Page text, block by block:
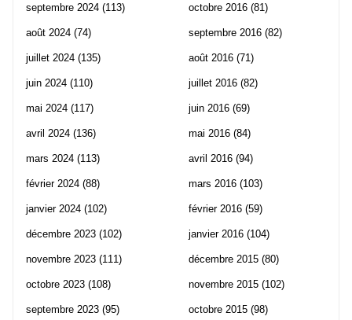
septembre 2024 (113)
août 2024 (74)
juillet 2024 (135)
juin 2024 (110)
mai 2024 (117)
avril 2024 (136)
mars 2024 (113)
février 2024 (88)
janvier 2024 (102)
décembre 2023 (102)
novembre 2023 (111)
octobre 2023 (108)
septembre 2023 (95)
octobre 2016 (81)
septembre 2016 (82)
août 2016 (71)
juillet 2016 (82)
juin 2016 (69)
mai 2016 (84)
avril 2016 (94)
mars 2016 (103)
février 2016 (59)
janvier 2016 (104)
décembre 2015 (80)
novembre 2015 (102)
octobre 2015 (98)